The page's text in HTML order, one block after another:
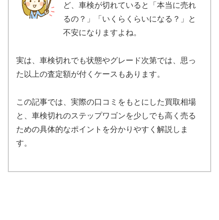
ど、車検が切れていると「本当に売れ
るの？」「いくらくらいになる？」と
不安になりますよね。
実は、車検切れでも状態やグレード次第では、思っ
た以上の査定額が付くケースもあります。
この記事では、実際の口コミをもとにした買取相場
と、車検切れのステップワゴンを少しでも高く売る
ための具体的なポイントを分かりやすく解説しま
す。